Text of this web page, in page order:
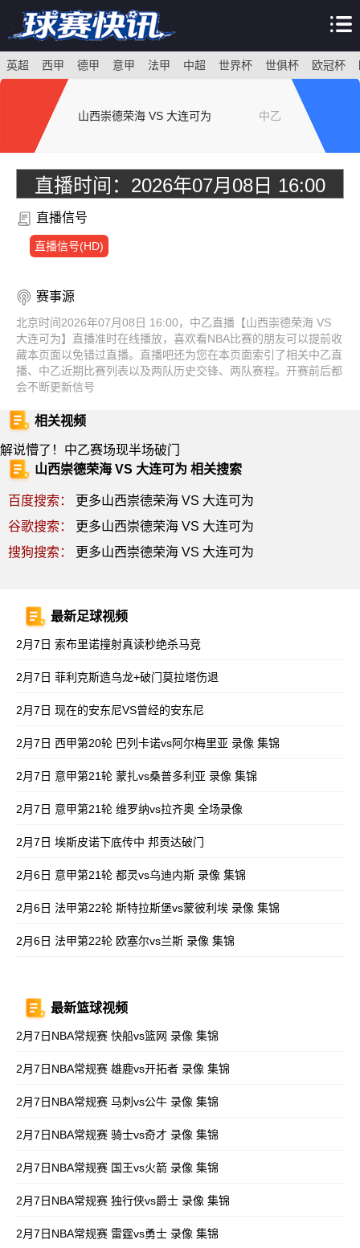
英超 西甲 德甲 意甲 法甲 中超 世界杯 世俱杯 欧冠杯
山西崇德荣海 VS 大连可为 中乙
直播时间： 2026年07月08日 16:00
直播信号
直播信号(HD)
赛事源
北京时间2026年07月08日 16:00，中乙直播【山西崇德荣海 VS
大连可为】直播准时在线播放，喜欢看NBA比赛的朋友可以提前收
藏本页面以免错过直播。直播吧还为您在本页面索引了相关中乙直
播、中乙近期比赛列表以及两队历史交锋、两队赛程。开赛前后都
会不断更新信号
相关视频
解说懵了！中乙赛场现半场破门
山西崇德荣海 VS 大连可为 相关搜索
百度搜索：
更多山西崇德荣海 VS 大连可为
谷歌搜索：
更多山西崇德荣海 VS 大连可为
搜狗搜索：
更多山西崇德荣海 VS 大连可为
最新足球视频
2月7日 索布里诺撞射真读秒绝杀马竞
2月7日 菲利克斯造乌龙+破门莫拉塔伤退
2月7日 现在的安东尼VS曾经的安东尼
2月7日 西甲第20轮 巴列卡诺vs阿尔梅里亚 录像 集锦
2月7日 意甲第21轮 蒙扎vs桑普多利亚 录像 集锦
2月7日 意甲第21轮 维罗纳vs拉齐奥 全场录像
2月7日 埃斯皮诺下底传中 邦贡达破门
2月6日 意甲第21轮 都灵vs乌迪内斯 录像 集锦
2月6日 法甲第22轮 斯特拉斯堡vs蒙彼利埃 录像 集锦
2月6日 法甲第22轮 欧塞尔vs兰斯 录像 集锦
最新篮球视频
2月7日NBA常规赛 快船vs篮网 录像 集锦
2月7日NBA常规赛 雄鹿vs开拓者 录像 集锦
2月7日NBA常规赛 马刺vs公牛 录像 集锦
2月7日NBA常规赛 骑士vs奇才 录像 集锦
2月7日NBA常规赛 国王vs火箭 录像 集锦
2月7日NBA常规赛 独行侠vs爵士 录像 集锦
2月7日NBA常规赛 雷霆vs勇士 录像 集锦